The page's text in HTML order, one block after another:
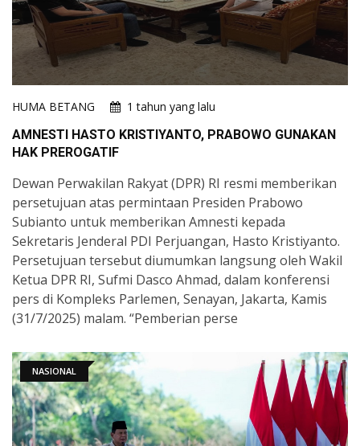
HUMA BETANG
1 tahun yang lalu
AMNESTI HASTO KRISTIYANTO, PRABOWO GUNAKAN
HAK PREROGATIF
Dewan Perwakilan Rakyat (DPR) RI resmi memberikan
persetujuan atas permintaan Presiden Prabowo
Subianto untuk memberikan Amnesti kepada
Sekretaris Jenderal PDI Perjuangan, Hasto Kristiyanto.
Persetujuan tersebut diumumkan langsung oleh Wakil
Ketua DPR RI, Sufmi Dasco Ahmad, dalam konferensi
pers di Kompleks Parlemen, Senayan, Jakarta, Kamis
(31/7/2025) malam. “Pemberian perse
NASIONAL